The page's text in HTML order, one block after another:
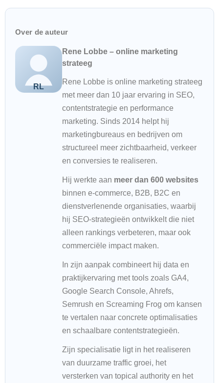
Over de auteur
Rene Lobbe – online marketing
strateeg
Rene Lobbe is online marketing strateeg
met meer dan 10 jaar ervaring in SEO,
contentstrategie en performance
marketing. Sinds 2014 helpt hij
marketingbureaus en bedrijven om
structureel meer zichtbaarheid, verkeer
en conversies te realiseren.
Hij werkte aan meer dan 600 websites
binnen e-commerce, B2B, B2C en
dienstverlenende organisaties, waarbij
hij SEO-strategieën ontwikkelt die niet
alleen rankings verbeteren, maar ook
commerciële impact maken.
In zijn aanpak combineert hij data en
praktijkervaring met tools zoals GA4,
Google Search Console, Ahrefs,
Semrush en Screaming Frog om kansen
te vertalen naar concrete optimalisaties
en schaalbare contentstrategieën.
Zijn specialisatie ligt in het realiseren
van duurzame traffic groei, het
versterken van topical authority en het